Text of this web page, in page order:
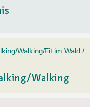
Walking/Fit im Wald /
Walking